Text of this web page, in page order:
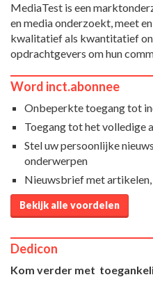
MediaTest is een
en media onderzoekt, meet
kwalitatief als kwantitatief
opdrachtgevers om hun
Word inct.abonnee
Onbeperkte toegang tot
Toegang tot het volledige
Stel uw persoonlijke
onderwerpen
Nieuwsbrief met artikelen,
Bekijk alle voordelen
Dedicon
Kom verder met